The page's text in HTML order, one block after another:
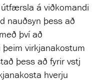
á viðkomandi
nauðsyn þess að
því að
virkjanakostum
þess að fyrir vstj
hverju